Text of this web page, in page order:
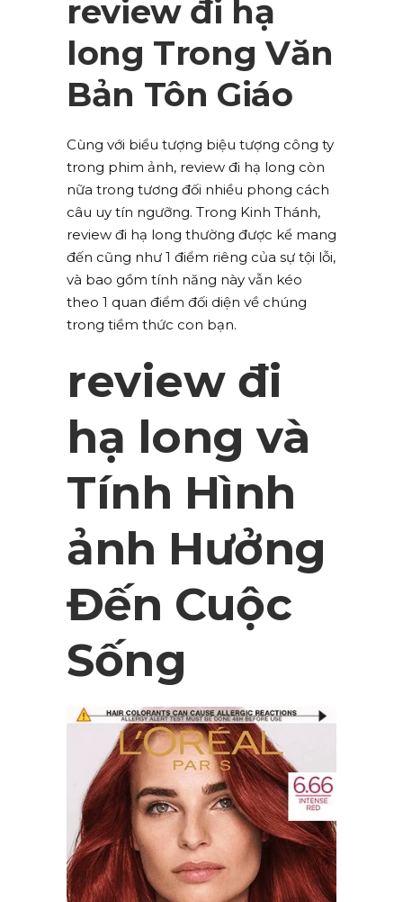
review đi hạ
long Trong Văn
Bản Tôn Giáo
Cùng với biểu tượng biệu tượng công ty
trong phim ảnh, review đi hạ long còn
nữa trong tương đối nhiều phong cách
câu uy tín ngưỡng. Trong Kinh Thánh,
review đi hạ long thường được kể mang
đến cũng như 1 điểm riêng của sự tội lỗi,
và bao gồm tính năng này vẫn kéo
theo 1 quan điểm đối diện về chúng
trong tiềm thức con bạn.
review đi
hạ long và
Tính Hình
ảnh Hưởng
Đến Cuộc
Sống